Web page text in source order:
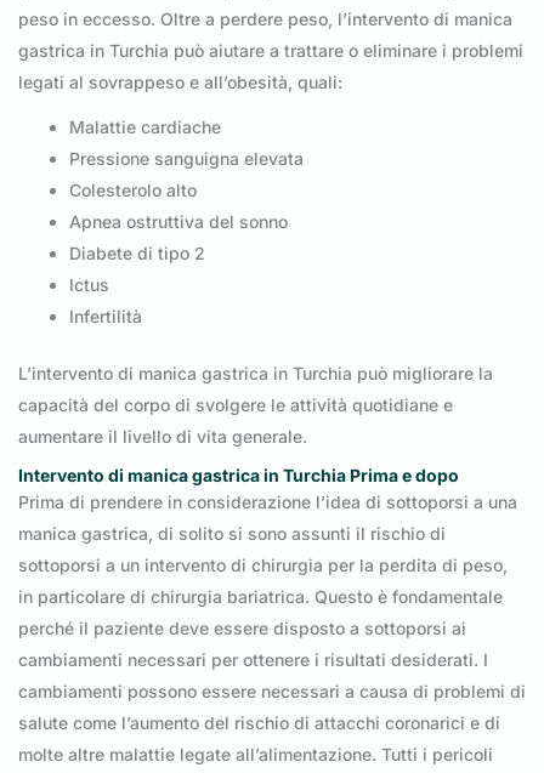
peso in eccesso. Oltre a perdere peso, l’intervento di manica
gastrica in Turchia può aiutare a trattare o eliminare i problemi
legati al sovrappeso e all’obesità, quali:
Malattie cardiache
Pressione sanguigna elevata
Colesterolo alto
Apnea ostruttiva del sonno
Diabete di tipo 2
Ictus
Infertilità
L’intervento di manica gastrica in Turchia può migliorare la
capacità del corpo di svolgere le attività quotidiane e
aumentare il livello di vita generale.
Intervento di manica gastrica in Turchia Prima e dopo
Prima di prendere in considerazione l’idea di sottoporsi a una
manica gastrica, di solito si sono assunti il rischio di
sottoporsi a un intervento di chirurgia per la perdita di peso,
in particolare di chirurgia bariatrica. Questo è fondamentale
perché il paziente deve essere disposto a sottoporsi ai
cambiamenti necessari per ottenere i risultati desiderati. I
cambiamenti possono essere necessari a causa di problemi di
salute come l’aumento del rischio di attacchi coronarici e di
molte altre malattie legate all’alimentazione. Tutti i pericoli